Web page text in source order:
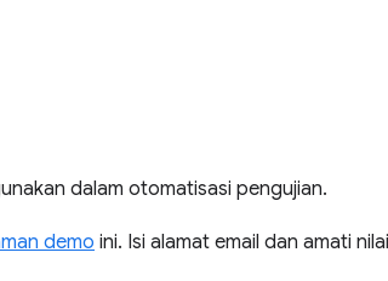
dalam otomatisasi pengujian.
demo ini. Isi alamat email dan amati